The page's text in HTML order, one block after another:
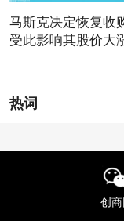
马斯克决定恢复收
受此影响其股价大
热词
创商